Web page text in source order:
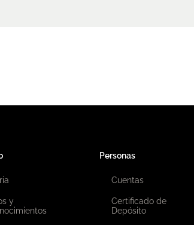
y
Personas
Cuentas
Certificado de
Depósito